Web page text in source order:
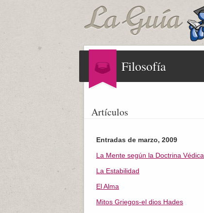
Filosofía
Artículos
Entradas de marzo, 2009
La Mente según la Doctrina Védica
La Estabilidad
El Alma
Mitos Griegos-el dios Hades